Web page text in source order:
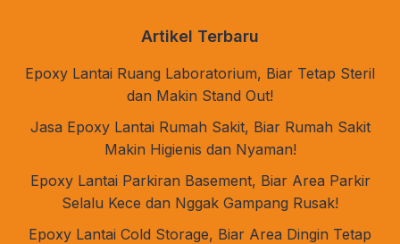
Artikel Terbaru
Epoxy Lantai Ruang Laboratorium, Biar Tetap Steril
dan Makin Stand Out!
Jasa Epoxy Lantai Rumah Sakit, Biar Rumah Sakit
Makin Higienis dan Nyaman!
Epoxy Lantai Parkiran Basement, Biar Area Parkir
Selalu Kece dan Nggak Gampang Rusak!
Epoxy Lantai Cold Storage, Biar Area Dingin Tetap